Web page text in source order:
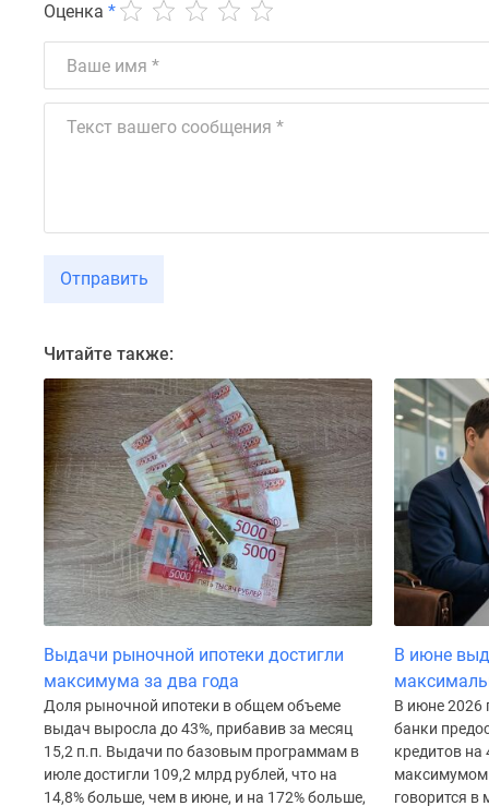
Машино-
Апартаменты
Квартиры
новостроек
Субсидированная
застройщиком
Rutube
Москве
Программа
реновации
Москве
Новостройки
премиум-
класса
Новостройки
бизнес-
класса
Оценка *
Отправить
Читайте также:
Выдачи рыночной ипотеки достигли
максимума за два года
Доля рыночной ипотеки в общем объеме
выдач выросла до 43%, прибавив за месяц
15,2 п.п. Выдачи по базовым программам в
июле достигли 109,2 млрд рублей, что на
14,8% больше, чем в июне, и на 172% больше,
В июне
В июне 2026
банки
кредитов на
максимумом
говорится в